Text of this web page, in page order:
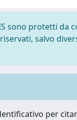
sono protetti da
salvo
per